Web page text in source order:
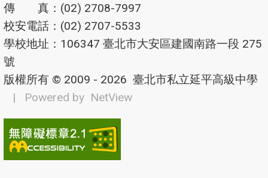
傳 真：(02) 2708-7997
校安電話：(02) 2707-5533
學校地址：106347 臺北市大安區建國南路一段 275
號
版權所有 © 2009 - 2026 臺北市私立延平高級中學
| Powered by NetView